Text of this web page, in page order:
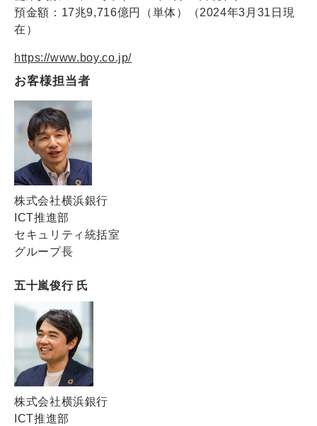
預金額：17兆9,716億円（単体）（2024年3月31日現
在）
https://www.boy.co.jp/
お客様担当者
株式会社横浜銀行
ICT推進部
セキュリティ統括室
グループ長
五十嵐俊行 氏
株式会社横浜銀行
ICT推進部